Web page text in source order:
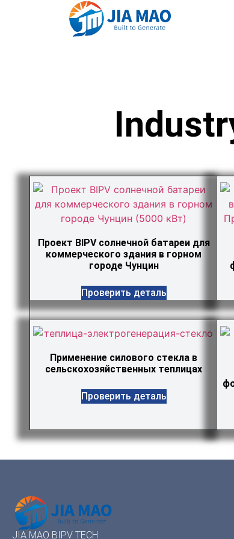
Проект BIPV солнечной батареи для
коммерческого здания в горном
городе Чунцин
Проверить деталь
Применение силового стекла в
сельскохозяйственных теплицах
Проверить деталь
JIA MAO BIPV TECH